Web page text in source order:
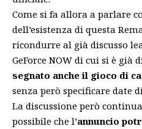
Come si fa allora a parlare
dell’esistenza di questa
ricondurre al già discusso
GeForce NOW di cui si è già
segnato anche il gioco di
senza però specificare date
La discussione però
possibile che l’annuncio